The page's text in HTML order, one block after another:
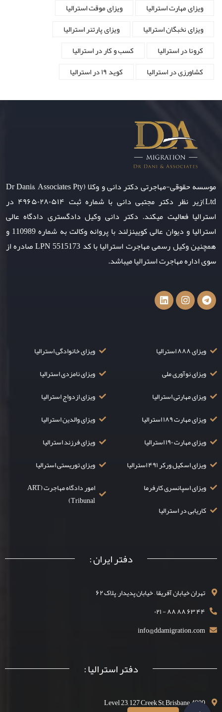
ویزای مهارت استرالیا
ویزای موقت استرالیا
ویزای نخبگان استرالیا
ویزای پارتنر استرالیا
کرونا در استرالیا
کسب و کار در استرالیا
کشاورزی در استرالیا
کوید ۱۹ در استرالیا
موسسه حقوقی-مهاجرتی دکتر دانی و وکلا (Dr Dani& Associates Pty
Ltd)زیر نظر دکتر مجتبی دانی با شماره ثبت ۴۹۶۵۰۲۸۰۵۱۴ در
استرالیا فعالیت میکند. دکتر دانی وکیل دادگستری دادگاه عالی
استرالیا و دیوان عالی کویینزلند با پروانه وکالت به شماره 110989 و
همچنین وکیل رسمی مهاجرت استرالیا با کد LPN 5515173 صادره از
سوی اداره مهاجرت استرالیا میباشد.
ویزای ۸۸۸ استرالیا
ویزای نوآوری ملی
ویزای مهارتی استرالیا
ویزای مهارت ۱۸۹ استرالیا
ویزای مهارت ۱۹۰ استرالیا
ویزای اسکیل ورکر ۴۹۱ استرالیا
ویزای اسپانسری کارفرما
کاریابی در استرالیا
ویزای خانوادگی استرالیا
ویزای نامزدی استرالیا
ویزای ازدواج استرالیا
ویزای والدین استرالیا
ویزای فرزند استرالیا
ویزای توریستی استرالیا
امور دادگاه مهاجرت (ART
Tribunal)
دفتر ایران :
تهران خیابان آفریقا – خیابان پدیدار– پلاک ۶۲
۴۴ ۶۳ ۸۸ ۸۸ - ۰۲۱
info@ddamigration.com
دفتر استرالیا :
Level 23, 127 Creek St, Brisbane, 4000